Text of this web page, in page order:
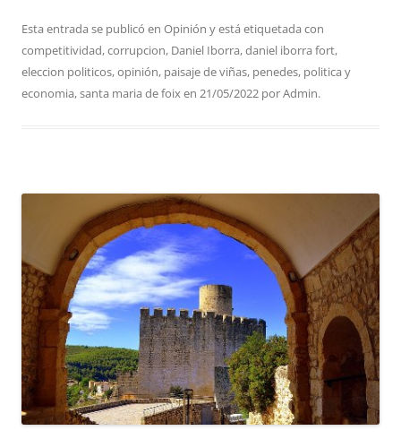
Esta entrada se publicó en Opinión y está etiquetada con
competitividad,corrupcion, Daniel Iborra,daniel iborra fort,
eleccion politicos,opinión, paisaje de viñas, penedes, politica y
economia,santa maria de foixen 21/05/2022 porAdmin.